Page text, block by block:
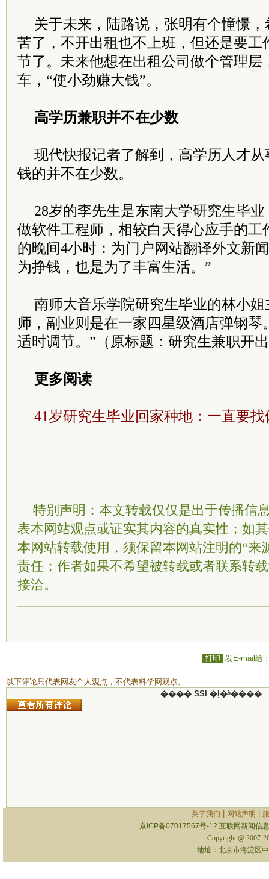
关于未来，陆路说，张明有个憧憬
苦了，不开出租也不上班，但还是要工
节了。未来他想在出租公司做个管理层
车，“使小劲赚大钱”。
高学历兼职并不在少数
现代快报记者了解到，高学历人才
钱的并不在少数。
28岁的李先生是东南大学研究生毕
做软件工程师，相较白天得心应手的工
的晚间4小时：为门户网站翻译外文新
为挣钱，也是为了丰富生活。”
南师大音乐学院研究生毕业的林小
师，副业则是在一家四星级酒店弹钢琴
适时调节。”（原标题：研究生兼职开
更多阅读
41岁研究生毕业回家种地：一直要
特别声明：本文转载仅仅是出于传播信
表本网站观点或证实其内容的真实性；如
本网站转载使用，须保留本网站注明的“来
责任；作者如果不希望被转载或者联系转
接洽。
打印 发E-mail给
以下评论只代表网友个人观点，不代表科学网观点。
���� SSI �ļ�ʱ����
关于我们 网站声明
京ICP备07017567号-12 互联网新闻信
Copyright @ 2007-
地址：北京市海淀区